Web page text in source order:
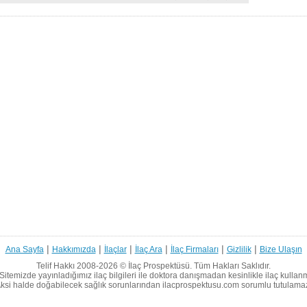
Ana Sayfa | Hakkımızda | İlaçlar| İlaç Ara | İlaç Firmaları| Gizlilik| Bize Ulaşın
Telif Hakkı 2008-2026 ©
İlaç Prospektüsü. Tüm Hakları Saklıdır.
Sitemizde yayınladığımız ilaç bilgileri ile doktora danışmadan kesinlikle ilaç
halde doğabilecek sağlık sorunlarından ilacprospektusu.com sorumlu